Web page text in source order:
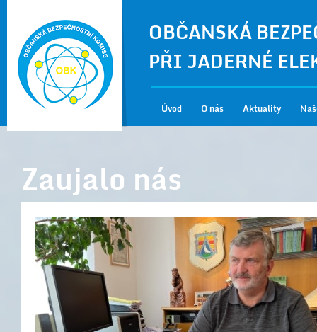
OBČANSKÁ
PŘI JADERNÉ
Úvod O nás Aktuality
Zaujalo nás